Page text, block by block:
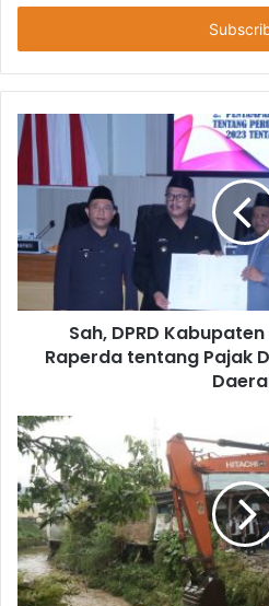
Anda
Sah, DPRD
Raperda tentang Pajak